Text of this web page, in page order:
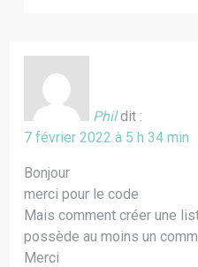
Phil dit :
7 février 2022 à 5 h 34 min
Bonjour
merci pour le code
Mais comment créer une
possède au moins un
Merci